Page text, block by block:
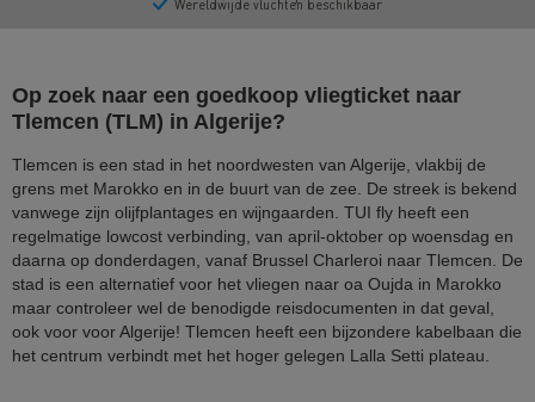
Op zoek naar een goedkoop vliegticket naar
Tlemcen (TLM) in Algerije?
Tlemcen is een stad in het noordwesten van Algerije, vlakbij de
grens met Marokko en in de buurt van de zee. De streek is bekend
vanwege zijn olijfplantages en wijngaarden. TUI fly heeft een
regelmatige lowcost verbinding, van april-oktober op woensdag en
daarna op donderdagen, vanaf Brussel Charleroi naar Tlemcen. De
stad is een alternatief voor het vliegen naar oa Oujda in Marokko
maar controleer wel de benodigde reisdocumenten in dat geval,
ook voor voor Algerije! Tlemcen heeft een bijzondere kabelbaan die
het centrum verbindt met het hoger gelegen Lalla Setti plateau.